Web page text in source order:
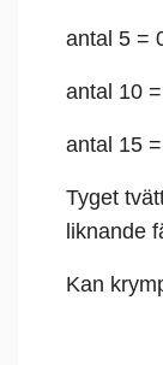
antal 5 =
antal 10
antal 15
Tyget
liknande
Kan